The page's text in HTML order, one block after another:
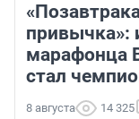
привычка»:
марафонца
стал
8 августа 14 325